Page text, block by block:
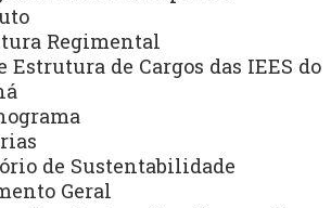
Regimental
Estrutura de Cargos das IEES do
de Sustentabilidade
Geral
Financeira – Campus de